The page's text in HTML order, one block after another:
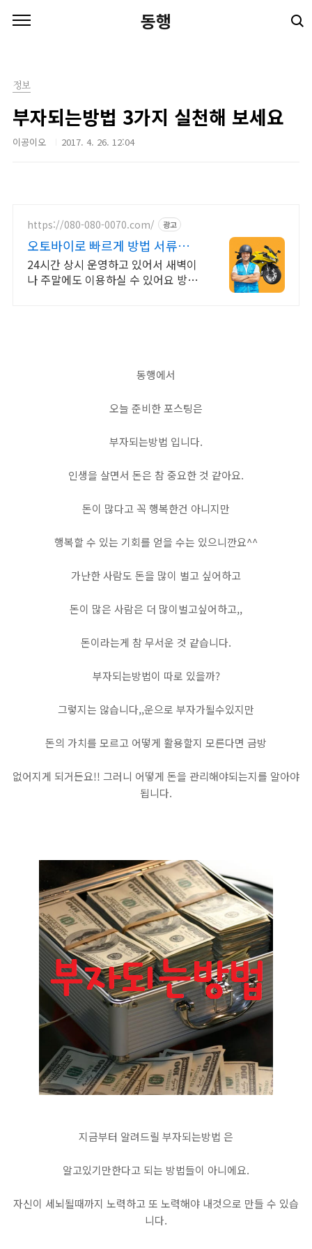
동행
정보
부자되는방법 3가지 실천해 보세요
이공이오 2017. 4. 26. 12:04
https://080-080-0070.com/ 광고
오토바이로 빠르게 방법 서류문서
샘플 당일 긴급배송
24시간 상시 운영하고 있어서 새벽이
나 주말에도 이용하실 수 있어요 방법
동행에서
오늘 준비한 포스팅은
부자되는방법 입니다.
인생을 살면서 돈은 참 중요한 것 같아요.
돈이 많다고 꼭 행복한건 아니지만
행복할 수 있는 기회를 얻을 수는 있으니깐요^^
가난한 사람도 돈을 많이 벌고 싶어하고
돈이 많은 사람은 더 많이벌고싶어하고,,
돈이라는게 참 무서운 것 같습니다.
부자되는방법이 따로 있을까?
그렇지는 않습니다,,운으로 부자가될수있지만
돈의 가치를 모르고 어떻게 활용할지 모른다면 금방
없어지게 되거든요!! 그러니 어떻게 돈을 관리해야되는지를 알아야
됩니다.
지금부터 알려드릴 부자되는방법 은
알고있기만한다고 되는 방법들이 아니에요.
자신이 세뇌될때까지 노력하고 또 노력해야 내것으로 만들 수 있습
니다.